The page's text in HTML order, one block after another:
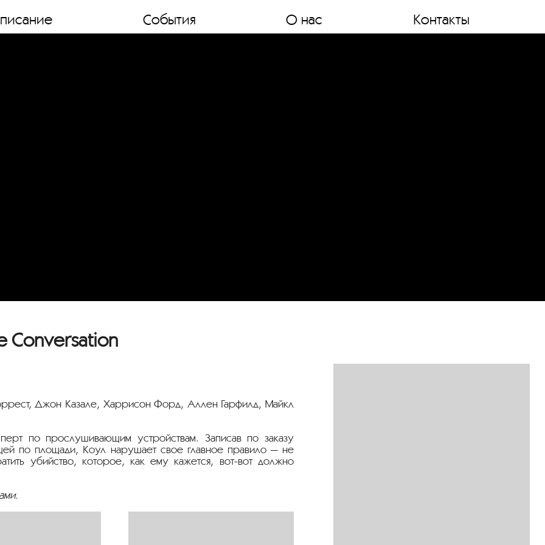
События О нас Контакты
Джон Казале, Харрисон Форд, Аллен Гарфилд, Майкл
по прослушивающим устройствам. Записав по заказу
по площади, Коул нарушает свое главное правило — не
убийство, которое, как ему кажется, вот-вот должно